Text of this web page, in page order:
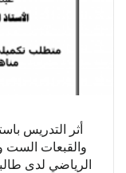
أثر التدريس
الرياضي لدى